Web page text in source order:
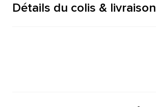
Détails du colis & livraison